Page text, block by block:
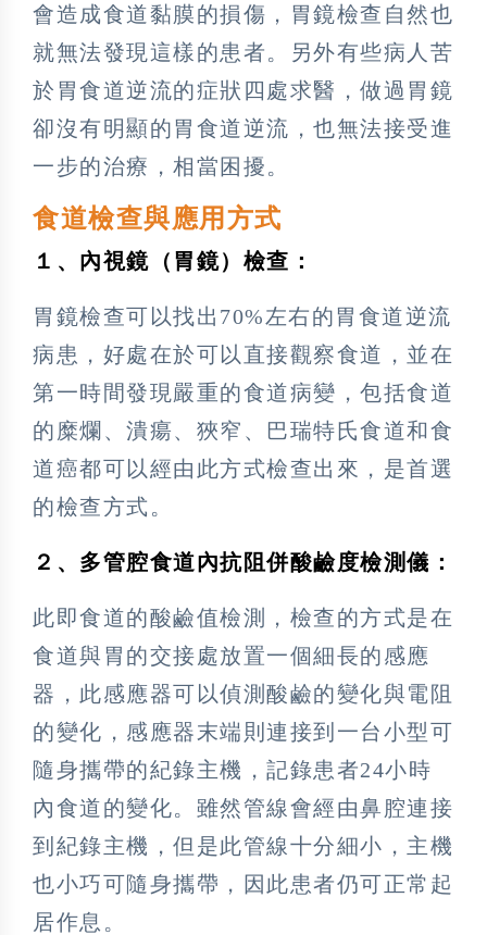
會造成食道黏膜的損傷，胃鏡檢查自然也
就無法發現這樣的患者。另外有些病人苦
於胃食道逆流的症狀四處求醫，做過胃鏡
卻沒有明顯的胃食道逆流，也無法接受進
一步的治療，相當困擾。
食道檢查與應用方式
１、內視鏡（胃鏡）檢查：
胃鏡檢查可以找出70%左右的胃食道逆流
病患，好處在於可以直接觀察食道，並在
第一時間發現嚴重的食道病變，包括食道
的糜爛、潰瘍、狹窄、巴瑞特氏食道和食
道癌都可以經由此方式檢查出來，是首選
的檢查方式。
２、多管腔食道內抗阻併酸鹼度檢測儀：
此即食道的酸鹼值檢測，檢查的方式是在
食道與胃的交接處放置一個細長的感應
器，此感應器可以偵測酸鹼的變化與電阻
的變化，感應器末端則連接到一台小型可
隨身攜帶的紀錄主機，記錄患者24小時
內食道的變化。雖然管線會經由鼻腔連接
到紀錄主機，但是此管線十分細小，主機
也小巧可隨身攜帶，因此患者仍可正常起
居作息。